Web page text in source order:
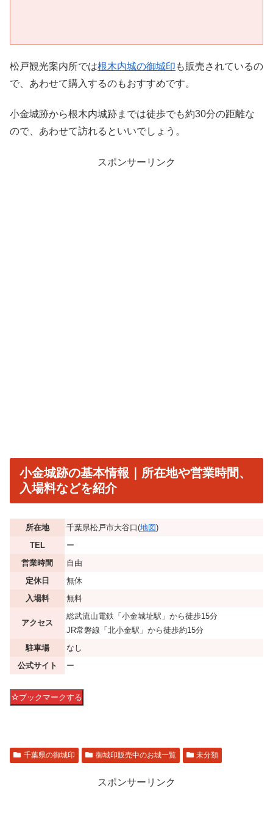
松戸観光案内所では根木内城の御城印 も販売されているの
で、あわせて購入するのもおすすめです。
小金城跡から根木内城跡までは徒歩でも約30分の距離な
ので、あわせて訪れるといいでしょう。
スポンサーリンク
小金城跡の基本情報｜所在地や営業時間、
入場料などを紹介
所在地 千葉県松戸市大谷口(地図)
TEL
ー
営業時間
自由
定休日
無休
入場料
無料
アクセス
総武流山電鉄「小金城址駅」から徒歩15分
JR常磐線「北小金駅」から徒歩約15分
駐車場
なし
公式サイト
ー
ブックマークする
千葉県の御城印 御城印販売中のお城一覧 未分類
スポンサーリンク